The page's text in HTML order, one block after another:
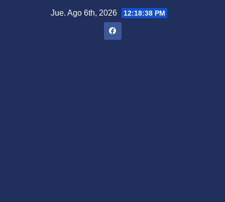
Jue. Ago 6th, 2026 12:18:39 PM